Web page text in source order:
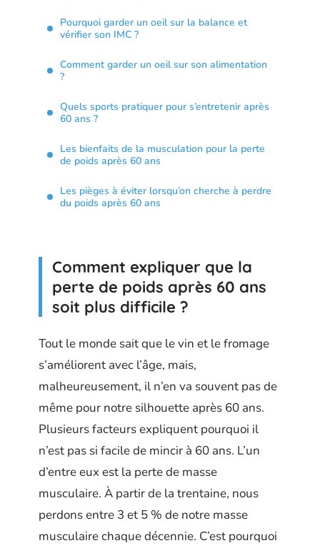
Pourquoi garder un oeil sur la balance et
vérifier son IMC ?
Comment garder un oeil sur son alimentation
?
Quels sports pratiquer pour s’entretenir après
60 ans ?
Les bienfaits de la musculation pour la perte
de poids après 60 ans
Les pièges à éviter lorsqu’on cherche à perdre
du poids après 60 ans
Comment expliquer que la
perte de poids après 60 ans
soit plus difficile ?
Tout le monde sait que le vin et le fromage
s’améliorent avec l’âge, mais,
malheureusement, il n’en va souvent pas de
même pour notre silhouette après 60 ans.
Plusieurs facteurs expliquent pourquoi il
n’est pas si facile de mincir à 60 ans. L’un
d’entre eux est la perte de masse
musculaire. À partir de la trentaine, nous
perdons entre 3 et 5 % de notre masse
musculaire chaque décennie. C’est pourquoi